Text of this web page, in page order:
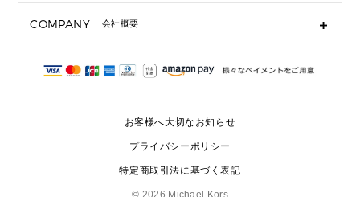
サンダル
スニーカー
▶ ウェア
注文後に完了メールが受信できないのですが？
サイズ交換はできますか？
COMPANY 会社概要
会社概要
お客様へ大切なお知らせ
プライバシーポリシー
特定商取引法に基づく表記
© 2026 Michael Kors